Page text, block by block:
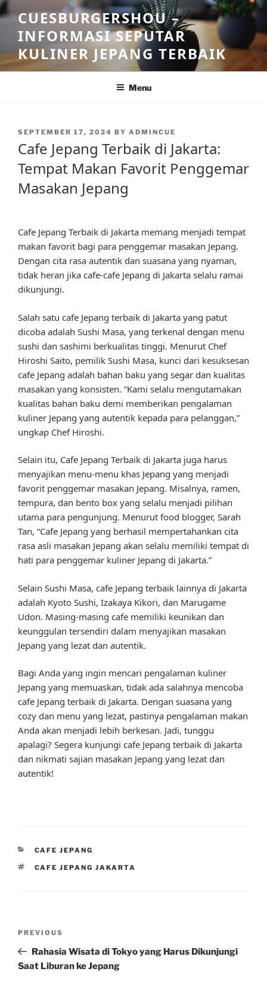
Skip
to
content
CUESBURGERSHOU –
INFORMASI SEPUTAR
KULINER JEPANG TERBAIK
Menu
POSTED
SEPTEMBER 17, 2024 BY ADMINCUE
Cafe Jepang Terbaik di Jakarta:
Tempat Makan Favorit Penggemar
Masakan Jepang
Cafe Jepang Terbaik di Jakarta memang menjadi tempat
makan favorit bagi para penggemar masakan Jepang.
Dengan cita rasa autentik dan suasana yang nyaman,
tidak heran jika cafe-cafe Jepang di Jakarta selalu ramai
dikunjungi.
Salah satu cafe Jepang terbaik di Jakarta yang patut
dicoba adalah Sushi Masa, yang terkenal dengan menu
sushi dan sashimi berkualitas tinggi. Menurut Chef
Hiroshi Saito, pemilik Sushi Masa, kunci dari kesuksesan
cafe Jepang adalah bahan baku yang segar dan kualitas
masakan yang konsisten. “Kami selalu mengutamakan
kualitas bahan baku demi memberikan pengalaman
kuliner Jepang yang autentik kepada para pelanggan,”
ungkap Chef Hiroshi.
Selain itu, Cafe Jepang Terbaik di Jakarta juga harus
menyajikan menu-menu khas Jepang yang menjadi
favorit penggemar masakan Jepang. Misalnya, ramen,
tempura, dan bento box yang selalu menjadi pilihan
utama para pengunjung. Menurut food blogger, Sarah
Tan, “Cafe Jepang yang berhasil mempertahankan cita
rasa asli masakan Jepang akan selalu memiliki tempat di
hati para penggemar kuliner Jepang di Jakarta.”
Selain Sushi Masa, cafe Jepang terbaik lainnya di Jakarta
adalah Kyoto Sushi, Izakaya Kikori, dan Marugame
Udon. Masing-masing cafe memiliki keunikan dan
keunggulan tersendiri dalam menyajikan masakan
Jepang yang lezat dan autentik.
Bagi Anda yang ingin mencari pengalaman kuliner
Jepang yang memuaskan, tidak ada salahnya mencoba
cafe Jepang terbaik di Jakarta. Dengan suasana yang
cozy dan menu yang lezat, pastinya pengalaman makan
Anda akan menjadi lebih berkesan. Jadi, tunggu
apalagi? Segera kunjungi cafe Jepang terbaik di Jakarta
dan nikmati sajian masakan Jepang yang lezat dan
autentik!
CATEGORIES
CAFE JEPANG
TAGS
CAFE JEPANG JAKARTA
Previous
Post
PREVIOUS
Rahasia Wisata di Tokyo yang Harus Dikunjungi
Saat Liburan ke Jepang